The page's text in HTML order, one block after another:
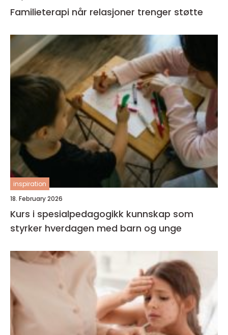
Familieterapi når relasjoner trenger støtte
inspiration
18. February 2026
Kurs i spesialpedagogikk kunnskap som
styrker hverdagen med barn og unge